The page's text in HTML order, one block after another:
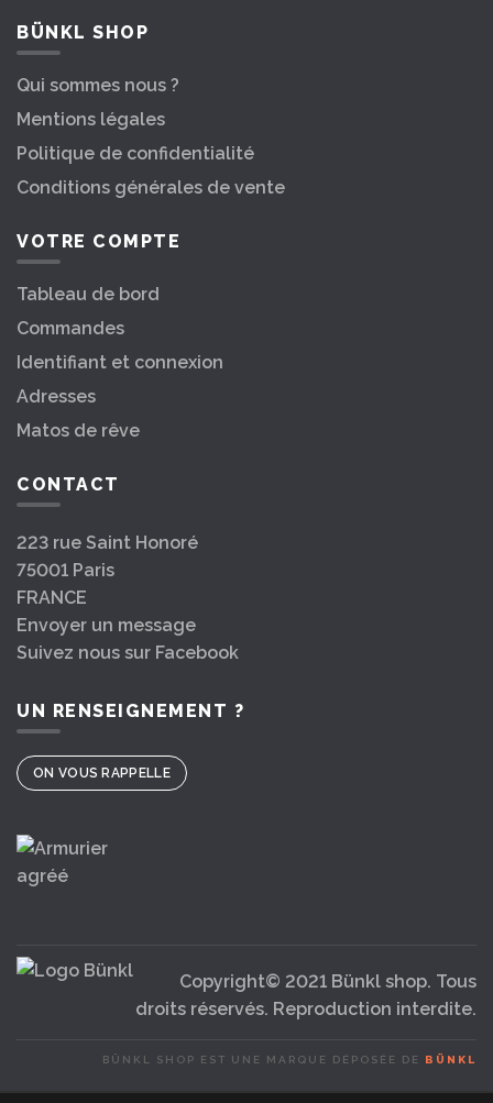
BÜNKL SHOP
Qui sommes nous ?
Mentions légales
Politique de confidentialité
Conditions générales de vente
VOTRE COMPTE
Tableau de bord
Commandes
Identifiant et connexion
Adresses
Matos de rêve
CONTACT
223 rue Saint Honoré
75001 Paris
FRANCE
Envoyer un message
Suivez nous sur Facebook
UN RENSEIGNEMENT ?
ON VOUS RAPPELLE
Copyright© 2021 Bünkl shop. Tous
droits réservés. Reproduction interdite.
BÜNKL SHOP EST UNE MARQUE DÉPOSÉE DE BÜNKL